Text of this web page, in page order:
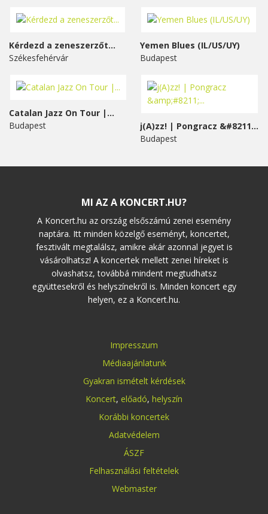
Kérdezd a zeneszerzőt...
Székesfehérvár
Yemen Blues (IL/US/UY)
Budapest
Catalan Jazz On Tour |...
Budapest
j(A)zz! | Pongracz &#8211;...
Budapest
MI AZ A KONCERT.HU?
A Koncert.hu az ország elsőszámú zenei esemény
naptára. Itt minden közelgő eseményt, koncertet,
fesztivált megtalálsz, amikre akár azonnal jegyet is
vásárolhatsz! A koncertek mellett zenei híreket is
olvashatsz, továbbá mindent megtudhatsz
együttesekről és helyszínekről is. Minden koncert egy
helyen, ez a Koncert.hu.
Impresszum
Médiaajánlatunk
Gyakran ismételt kérdések
Koncert, előadó, helyszín
Korábbi koncertek
Adatvédelem
ÁSZF
Felhasználási feltételek
Webmaster